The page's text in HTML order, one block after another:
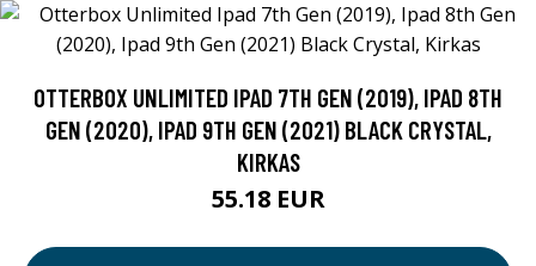
OTTERBOX UNLIMITED IPAD 7TH GEN (2019), IPAD 8TH
GEN (2020), IPAD 9TH GEN (2021) BLACK CRYSTAL,
KIRKAS
55.18 EUR